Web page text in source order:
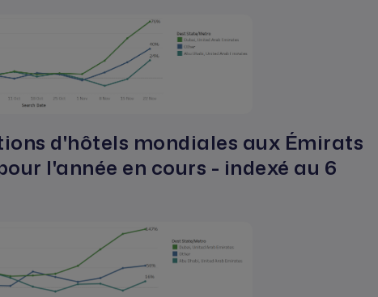
d'hôtels mondiales aux Émirats
l'année en cours - indexé au 6